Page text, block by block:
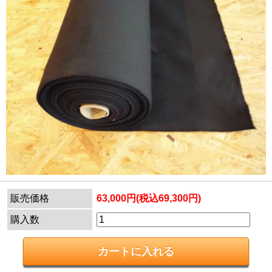
販売価格 63,000円(税込69,300円)
購入数